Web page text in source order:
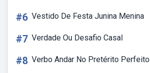
#6 Vestido De Festa Junina Menina
#7 Verdade Ou Desafio Casal
#8 Verbo Andar No Pretérito Perfeito